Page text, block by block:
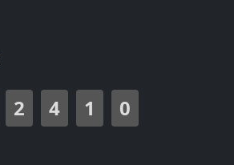
2 4 1
0